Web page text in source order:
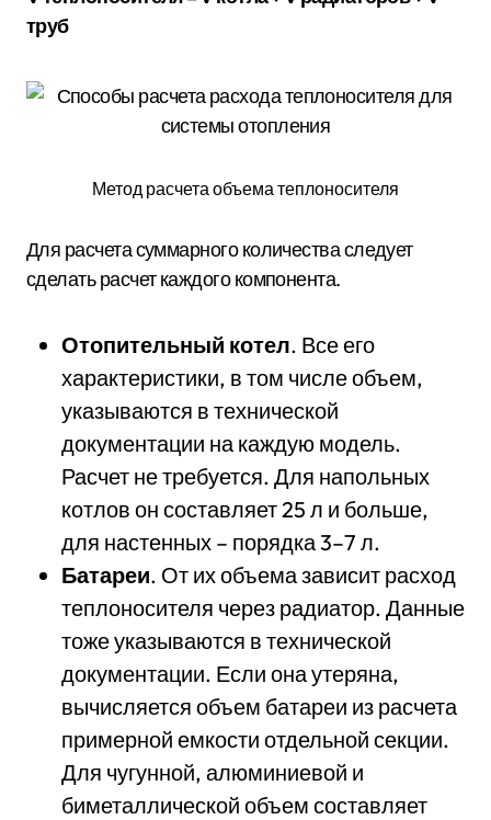
труб
Метод расчета объема теплоносителя
Для расчета суммарного количества следует
сделать расчет каждого компонента.
Отопительный котел. Все его
характеристики, в том числе объем,
указываются в технической
документации на каждую модель.
Расчет не требуется. Для напольных
котлов он составляет 25 л и больше,
для настенных – порядка 3–7 л.
Батареи. От их объема зависит расход
теплоносителя через радиатор. Данные
тоже указываются в технической
документации. Если она утеряна,
вычисляется объем батареи из расчета
примерной емкости отдельной секции.
Для чугунной, алюминиевой и
биметаллической объем составляет